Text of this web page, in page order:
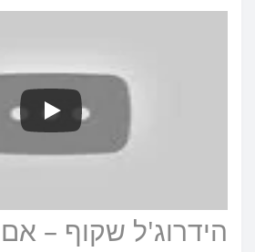
הידרוג'ל שקוף –